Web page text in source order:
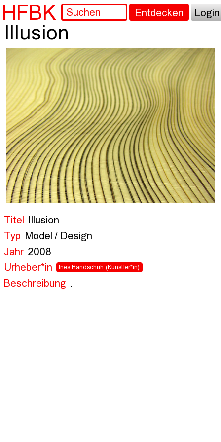
HFBK Entdecken Login
Illusion
Titel Illusion
Typ Model / Design
Jahr 2008
Urheber*in
Ines Handschuh (Künstler*in)
Beschreibung .